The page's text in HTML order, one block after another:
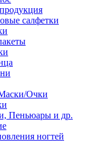
салфетки
Очки
Пеньюары и др.
ногтей